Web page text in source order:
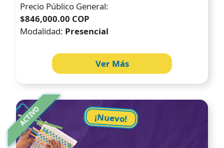
Precio Público General:
$846,000.00 COP
Modalidad: Presencial
Ver Más
ACTIVO ¡Nuevo!
Image